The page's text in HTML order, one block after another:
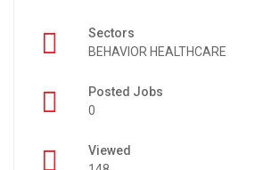
Sectors
BEHAVIOR HEALTHCARE
Posted Jobs
0
Viewed